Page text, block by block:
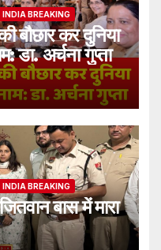
INDIA BREAKING
बौछार कर दुनिया
डा. अर्चना गुप्ता
INDIA BREAKING
बास में मारा